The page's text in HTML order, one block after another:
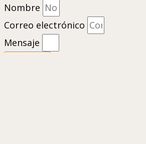
Nombre
Correo electrónico
Mensaje